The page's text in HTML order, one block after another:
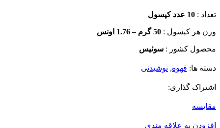
تعداد : 10 عدد کپسول
وزن هر کپسول : 50 گرم – 1.76 اونس
محصول کشور : سوئیس
دسته ها: قهوه, نوشیدنی
اشتراک گذاری:
مقایسه
افزودن به علاقه مندی